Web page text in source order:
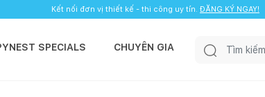
Kết nối đơn vị thiết kế - thi công uy tín. ĐĂNG KÝ NGAY!
SPECIALS CHUYÊN GIA